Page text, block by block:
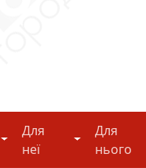
Hi-tech
Для
неї
Для неї
Для
нього